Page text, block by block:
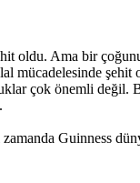
Ama bir
çok önemli değil.
Guinness